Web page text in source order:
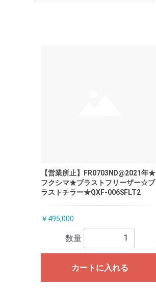
【営業所止】FR0703ND@2021年★
フクシマ★ブラストフリーザー☆ブ
ラストチラー★QXF-006SFLT2
￥495,000
数量
カートに入れる